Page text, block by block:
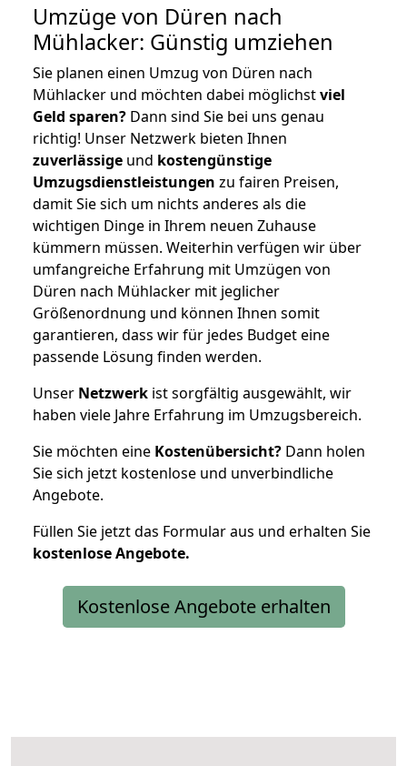
Umzüge von Düren nach
Mühlacker: Günstig umziehen
Sie planen einen Umzug von Düren nach
Mühlacker und möchten dabei möglichstviel
Geld sparen? Dann sind Sie bei uns genau
richtig! Unser Netzwerk bieten Ihnen
zuverlässige und kostengünstige
Umzugsdienstleistungen zu fairen Preisen,
damit Sie sich um nichts anderes als die
wichtigen Dinge in Ihrem neuen Zuhause
kümmern müssen. Weiterhin verfügen wir über
umfangreiche Erfahrung mit Umzügen von
Düren nach Mühlacker mit jeglicher
Größenordnung und können Ihnen somit
garantieren, dass wir für jedes Budget eine
passende Lösung finden werden.
Unser Netzwerk ist sorgfältig ausgewählt, wir
haben viele Jahre Erfahrung im Umzugsbereich.
Sie möchten eine Kostenübersicht? Dann holen
Sie sich jetzt kostenlose und unverbindliche
Angebote.
Füllen Sie jetzt das Formular aus und erhalten Sie
kostenloseAngebote.
Kostenlose Angebote erhalten